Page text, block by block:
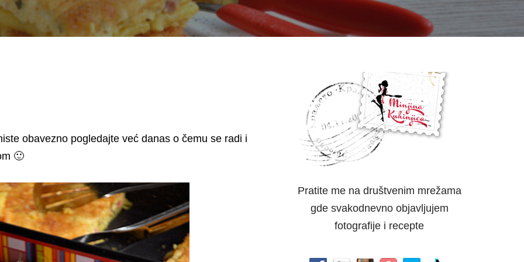
obavezno pogledajte već danas o čemu se radi i
🙂
Pratite me na društvenim mrežama
gde svakodnevno objavljujem
fotografije i recepte